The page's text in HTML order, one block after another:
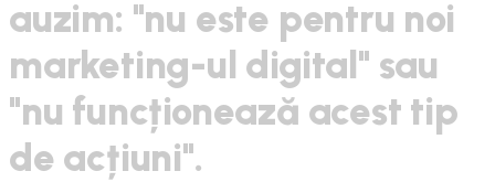
auzim: "nu este pentru noi
marketing-ul digital" sau
"nu funcționează acest tip
de acțiuni".